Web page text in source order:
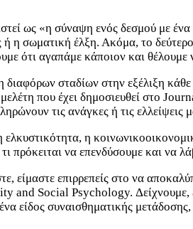
ως «η σύναψη ενός δεσμού με
η σωματική έλξη. Ακόμα, το
ότι αγαπάμε κάποιον και
σταδίων στην εξέλιξη
που έχει δημοσιευθεί στο
τις ανάγκες ή τις ελλείψεις
η
πρόκειται να επενδύσουμε και να
είμαστε επιρρεπείς στο να
and Social Psychology. Δείχνουμε,
είδος συναισθηματικής